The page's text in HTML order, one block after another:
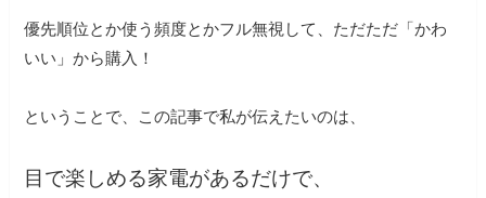
優先順位とか使う頻度とかフル無視して、ただただ「かわ
いい」から購入！
ということで、この記事で私が伝えたいのは、
目で楽しめる家電があるだけで、